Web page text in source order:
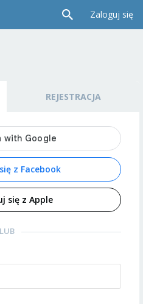
Zaloguj się
REJESTRACJA
z Facebook
się z Apple
LUB